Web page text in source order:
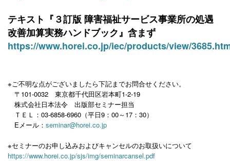
テキスト『３訂版 障害福祉サービス事業所の処遇
改善加算実務ハンドブック』含まず
https://www.horei.co.jp/iec/products/view/
※ご不明な点がございましたら下記までお問合せください。
〒101-0032 東京都千代田区岩本町1-2-19
株式会社日本法令 出版部セミナー担当
ＴＥＬ：03-6858-6960（平日9：00～17：30）
Eメール： seminar@horei.co.jp
※セミナーのお申し込みおよびキャンセルのお取扱いについて
https://www.horei.co.jp/sjs/img/seminarcansel.pdf